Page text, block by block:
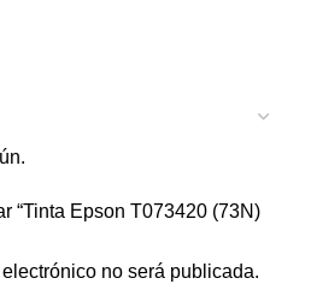
“Tinta Epson T073420 (73N)
no será publicada.